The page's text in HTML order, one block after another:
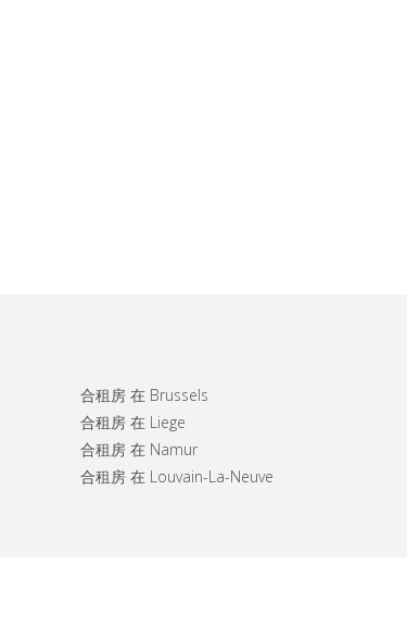
合租房 在 Brussels
合租房 在 Liege
合租房 在 Namur
合租房 在 Louvain-La-Neuve